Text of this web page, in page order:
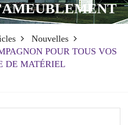
Nouvelles
POUR TOUS VOS
DE MATÉRIEL